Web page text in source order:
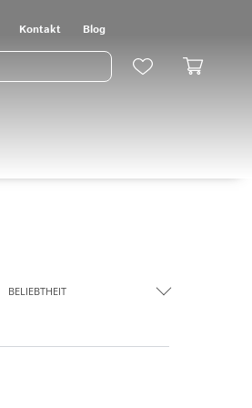
Kontakt Blog
BELIEBTHEIT